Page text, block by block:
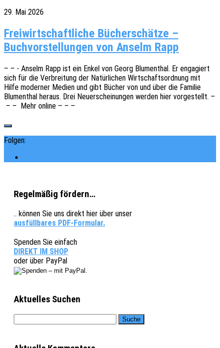
29. Mai 2026
Freiwirtschaftliche Bücherschätze –
Buchvorstellungen von Anselm Rapp
– – - Anselm Rapp ist ein Enkel von Georg Blumen­thal. Er enga­giert
sich für die Verbrei­tung der Natür­li­chen Wirt­schafts­ord­nung mit
Hilfe moder­ner Medien und gibt Bücher von und über die Fami­lie
Blumen­thal heraus. Drei Neuerschei­nun­gen werden hier vorge­stellt. –
– – Mehr online – – –
Folgen:
Regelmäßig fördern…
.. können Sie uns direkt hier über unser
ausfüllbares PDF-Formular.
Spenden Sie einfach
DIREKT IM SHOP
oder über PayPal
Aktuelles Suchen